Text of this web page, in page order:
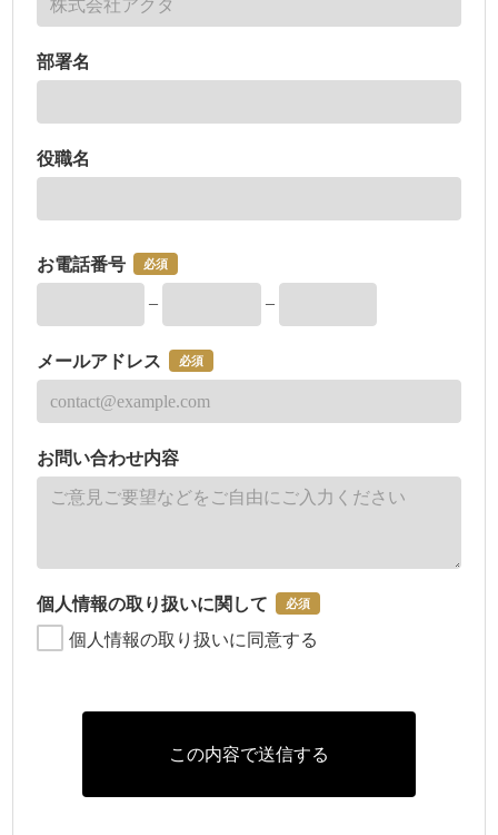
部署名
役職名
お電話番号 必須
– –
メールアドレス 必須
お問い合わせ内容
個人情報の取り扱いに関して 必須
個人情報の取り扱いに同意する